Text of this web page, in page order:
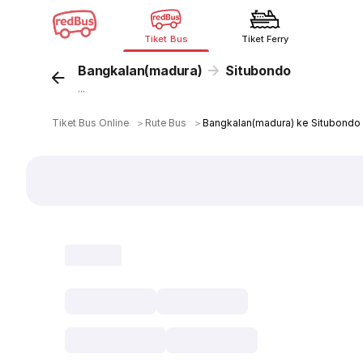
Tiket Bus Tiket Ferry
Bangkalan(madura) Situbondo
...
Tiket Bus Online ＞ Rute Bus ＞Bangkalan(madura) ke Situbondo